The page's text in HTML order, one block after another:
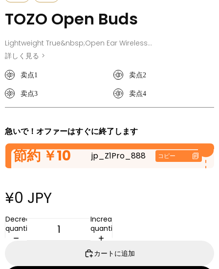
TOZO Open Buds
Lightweight True&nbsp;Open Ear Wireless
Earbuds&nbsp;with Multi-Angle Adjustment
With the innovative biaxial rotation design, you can adjust
the angle of the earbuds in two ways to suit your
preferences and needs, and the&nbsp;open-ear
design&nbsp;allows you to enjoy music while remaining
driver units deliver pure and high-quality sound with
詳しく見る >
卖点1 卖点2
卖点3 卖点4
急いで！オファーはすぐに終了します
節約￥10 jp_Z1Pro_888 コピー
¥0 JPY
Decrease
quantity
Increase
quantity
カートに追加